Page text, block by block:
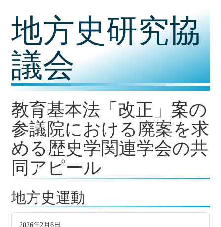
地方史研究協
議会
教育基本法「改正」案の
参議院における廃案を求
める歴史学関連学会の共
同アピール
地方史運動
2026年2月6日